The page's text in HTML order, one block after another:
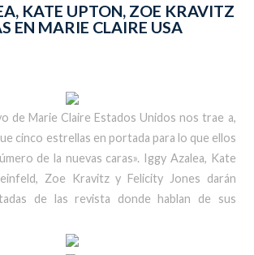
KATE UPTON, ZOE KRAVITZ
EN MARIE CLAIRE USA
de Marie Claire Estados Unidos nos trae a,
cinco estrellas en portada para lo que ellos
de la nuevas caras». Iggy Azalea, Kate
Zoe Kravitz y Felicity Jones darán
de las revista donde hablan de sus